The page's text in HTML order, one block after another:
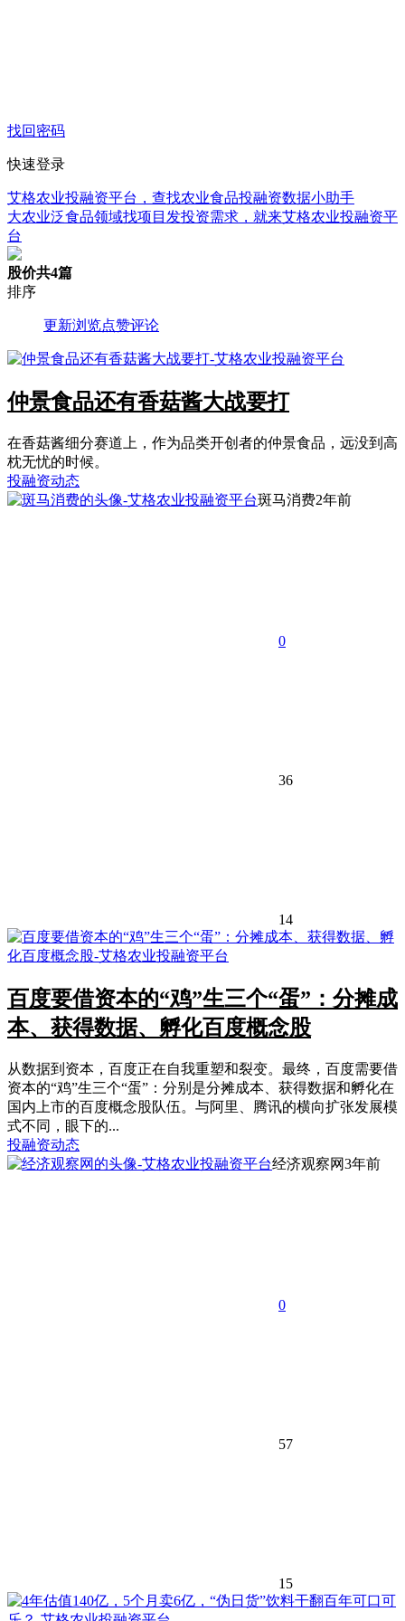
找回密码
快速登录
艾格农业投融资平台，查找农业食品投融资数据小助手
大农业泛食品领域找项目发投资需求，就来艾格农业投融资平
台
股价共4篇
排序
更新浏览点赞评论
仲景食品还有香菇酱大战要打
在香菇酱细分赛道上，作为品类开创者的仲景食品，远没到高
枕无忧的时候。
投融资动态
斑马消费2年前
0
36
14
百度要借资本的“鸡”生三个“蛋”：分摊成
本、获得数据、孵化百度概念股
从数据到资本，百度正在自我重塑和裂变。最终，百度需要借
资本的“鸡”生三个“蛋”：分别是分摊成本、获得数据和孵化在
国内上市的百度概念股队伍。与阿里、腾讯的横向扩张发展模
式不同，眼下的...
投融资动态
经济观察网3年前
0
57
15